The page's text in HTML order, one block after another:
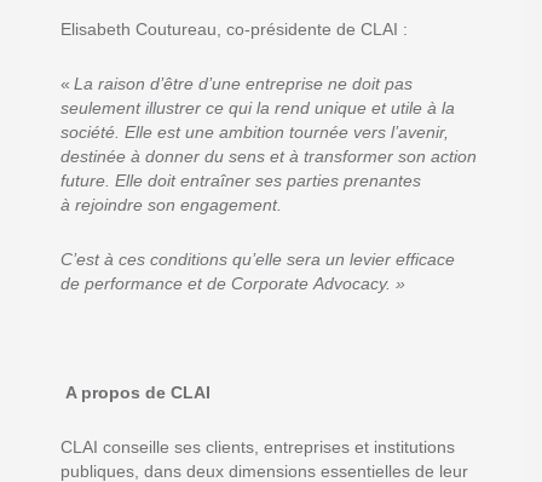
Elisabeth Coutureau, co-présidente de CLAI :
« La raison d’être d’une entreprise ne doit pas
seulement illustrer ce qui la rend unique et utile à la
société . Elle est une ambition tournée vers l’avenir,
destinée à donner du sens et à transformer son action
future . Elle doitentraîner ses parties prenantes
à rejoindre son engagement.
C’est à ces conditions qu’elle sera un levier efficace
de performance et de Corporate Advocacy. »
A propos de CLAI
CLAI conseille ses clients, entreprises et institutions
publiques, dans deux dimensions essentielles de leur